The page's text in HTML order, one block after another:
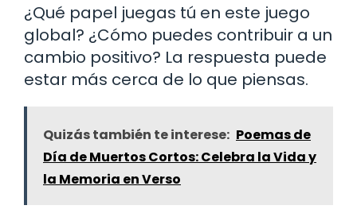
¿Qué papel juegas tú en este juego
global? ¿Cómo puedes contribuir a un
cambio positivo? La respuesta puede
estar más cerca de lo que piensas.
Quizás también te interese: Poemas de
Día de Muertos Cortos: Celebra la Vida y
la Memoria en Verso